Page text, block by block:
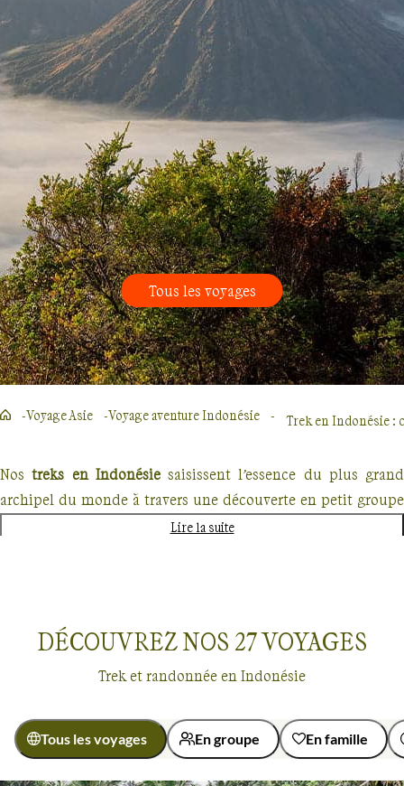
Tous les voyages
Voyage Asie Voyage aventure Indonésie Trek en Indonésie :
Nostreks en Indonésiesaisissent l’essence du plus grand
archipel du monde à travers une découverte en petit groupe
de ses cultures et de ses paysages.
d’une balade balinaise, votre guide ressuscite le charme
mer de rizières. Il s’agit des somptueuses demeures
ornementées du peuple toraja. A Java, terre de temples et de
Lire la suite
DÉCOUVREZ NOS 27VOYAGES
Trek et randonnée en Indonésie
Tous les voyages En groupe En famille